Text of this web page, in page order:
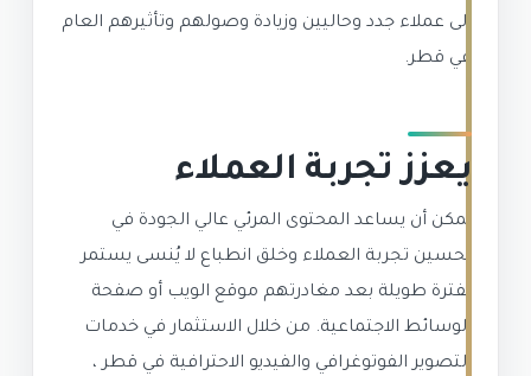
إلى عملاء جدد وحاليين وزيادة وصولهم وتأثيرهم العام
في قطر.
يعزز تجربة العملاء
يمكن أن يساعد المحتوى المرئي عالي الجودة في
تحسين تجربة العملاء وخلق انطباع لا يُنسى يستمر
لفترة طويلة بعد مغادرتهم موقع الويب أو صفحة
الوسائط الاجتماعية. من خلال الاستثمار في خدمات
التصوير الفوتوغرافي والفيديو الاحترافية في قطر ،